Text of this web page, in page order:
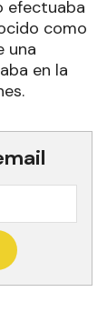
efectuaba
como
una
en la